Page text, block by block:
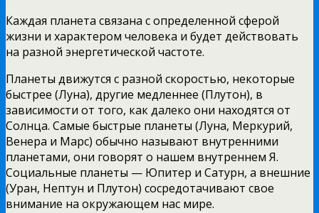
Каждая планета связана с определенной сферой
жизни и характером человека и будет действовать
на разной энергетической частоте.
Планеты движутся с разной скоростью, некоторые
быстрее (Луна), другие медленнее (Плутон), в
зависимости от того, как далеко они находятся от
Солнца. Самые быстрые планеты (Луна, Меркурий,
Венера и Марс) обычно называют внутренними
планетами, они говорят о нашем внутреннем Я.
Социальные планеты — Юпитер и Сатурн, а внешние
(Уран, Нептун и Плутон) сосредотачивают свое
внимание на окружающем нас мире.